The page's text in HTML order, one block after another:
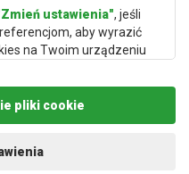
ustawienia", jeśli
aby wyrazić
na Twoim urządzeniu
w zakresie w
Radosław Bartosik z
pliki cookie
dimax.pl